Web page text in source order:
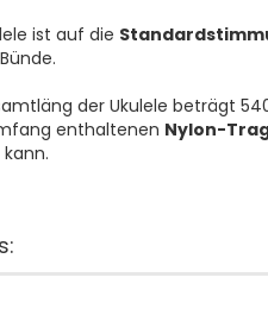
ist auf die
der Ukulele beträgt
enthaltenen Nylon-